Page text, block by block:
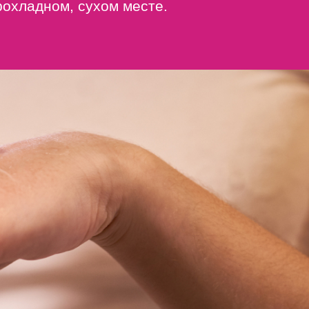
сухом месте.